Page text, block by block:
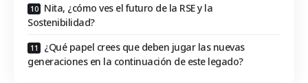
Nita, ¿cómo ves el futuro de la RSE y la
Sostenibilidad?
¿Qué papel crees que deben jugar las nuevas
generaciones en la continuación de este legado?